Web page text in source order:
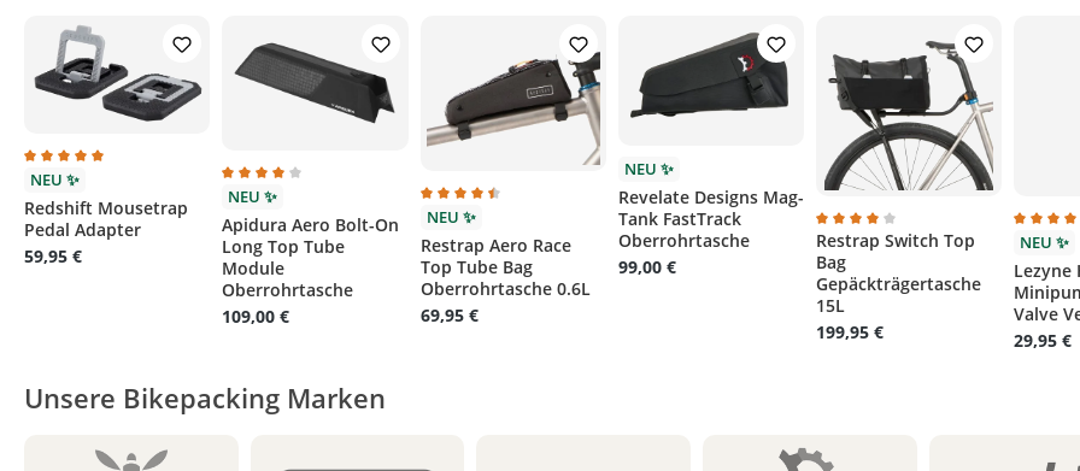
Durchschnittliche Bewertung von 5 von 5 Sternen
NEU ✨
Redshift Mousetrap
Pedal Adapter
59,95 €
Durchschnittliche Bewertung von 4 von 5 Sternen
NEU ✨
Apidura Aero Bolt-On
Long Top Tube
Module
Oberrohrtasche
109,00 €
Durchschnittliche Bewertung von 4.5 von 5 Sternen
NEU ✨
Restrap Aero Race
Top Tube Bag
Oberrohrtasche 0.6L
69,95 €
NEU ✨
Revelate Designs Mag-
Tank FastTrack
Oberrohrtasche
99,00 €
Durchschnittliche Bewertung
Restrap Switch Top
Bag
Gepäckträgertasche
15L
199,95 €
NEU ✨
Lezyne
Valve
29,95 €
Unsere Bikepacking Marken